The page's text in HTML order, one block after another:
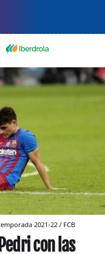
2021-22 / FCB
con las